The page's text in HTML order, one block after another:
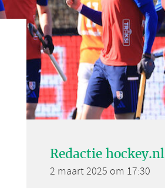
Redactie hockey.nl
2 maart 2025 om 17:30